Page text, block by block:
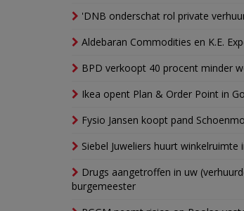
'DNB onderschat rol private
Aldebaran Commodities en K.E.
BPD verkoopt 40 procent minder
Ikea opent Plan & Order Point in
Fysio Jansen koopt pand
Siebel Juweliers huurt winkelruimte
Drugs aangetroffen in uw
burgemeester